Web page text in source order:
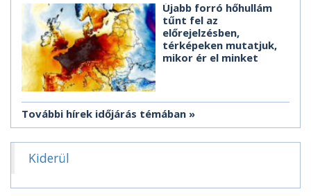
Újabb forró hőhullám
tűnt fel az
előrejelzésben,
térképeken mutatjuk,
mikor ér el minket
További hírek időjárás témában
Kiderül